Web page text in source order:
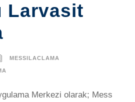
Larvasit
MESSILACLAMA
Merkezi olarak; Mess